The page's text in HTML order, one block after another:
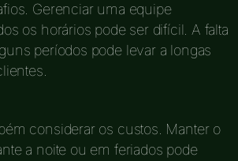
Gerenciar uma equipe
os horários pode ser difícil. A falta
períodos pode levar a longas
considerar os custos. Manter o
a noite ou em feriados pode